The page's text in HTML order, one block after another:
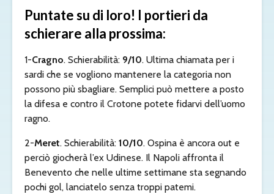
Puntate su di loro! I portieri da
schierare alla prossima:
1-Cragno. Schierabilità: 9/10. Ultima chiamata per i
sardi che se vogliono mantenere la categoria non
possono più sbagliare. Semplici può mettere a posto
la difesa e contro il Crotone potete fidarvi dell’uomo
ragno.
2-Meret. Schierabilità: 10/10. Ospina è ancora out e
perciò giocherà l’ex Udinese. Il Napoli affronta il
Benevento che nelle ultime settimane sta segnando
pochi gol, lanciatelo senza troppi patemi.